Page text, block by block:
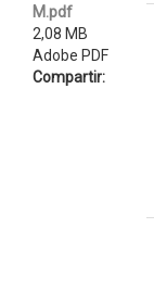
M.pdf
2,08 MB
Adobe PDF
Compartir: